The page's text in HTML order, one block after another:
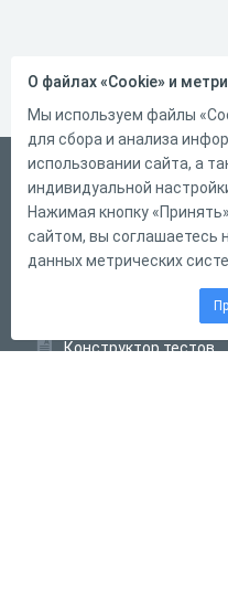
Русский
Справка
Форма обратной
Конструктор тестов
О файлах «Cookie» и
Мы используем файлы
для сбора и анализа
использовании сайта, а
индивидуальной
Нажимая кнопку
сайтом, вы соглашаетесь
данных метрических